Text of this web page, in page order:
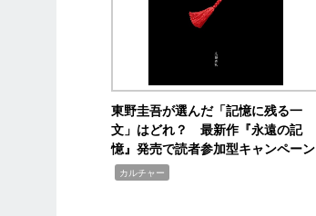
東野圭吾が選んだ「記憶に残る一
文」はどれ？ 最新作『永遠の記
憶』発売で読者参加型キャンペーン
カルチャー